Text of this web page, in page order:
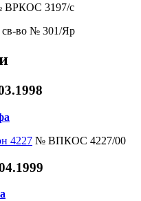
3197/с
св-во № 301/Яр
4227 № ВПКОС 4227/00